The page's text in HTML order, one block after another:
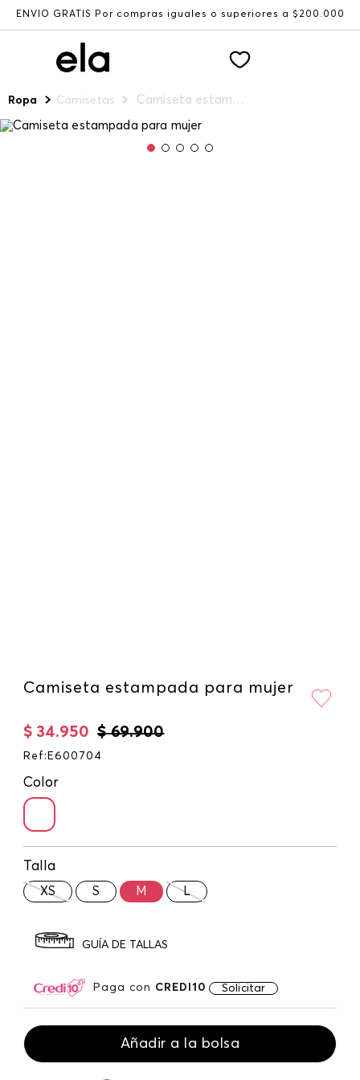
ENVÍO GRATIS Por compras iguales o superiores a $200.000
Ropa Camisetas Camiseta estampada para mujer
Camiseta estampada para mujer
$ 69.900
$ 34.950
Ref : E600704
Color
Talla
XS S M L
GUÍA DE TALLAS
Paga con CREDI10 Solicitar
Añadir a la bolsa